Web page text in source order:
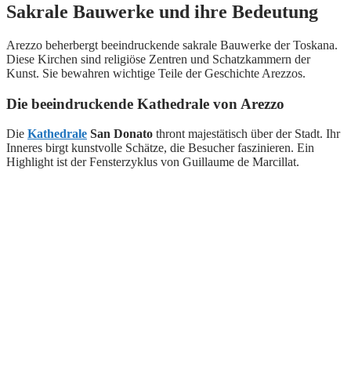
Sakrale Bauwerke und ihre Bedeutung
Arezzo beherbergt beeindruckende sakrale Bauwerke der Toskana.
Diese Kirchen sind religiöse Zentren und Schatzkammern der
Kunst. Sie bewahren wichtige Teile der Geschichte Arezzos.
Die beeindruckende Kathedrale von Arezzo
Die Kathedrale San Donato thront majestätisch über der Stadt. Ihr
Inneres birgt kunstvolle Schätze, die Besucher faszinieren. Ein
Highlight ist der Fensterzyklus von Guillaume de Marcillat.